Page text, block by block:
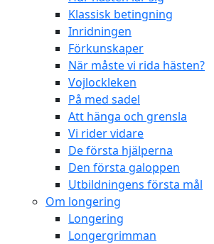
Klassisk betingning
Inridningen
Förkunskaper
När måste vi rida hästen?
Vojlockleken
På med sadel
Att hänga och grensla
Vi rider vidare
De första hjälperna
Den första galoppen
Utbildningens första mål
Om longering
Longering
Longergrimman